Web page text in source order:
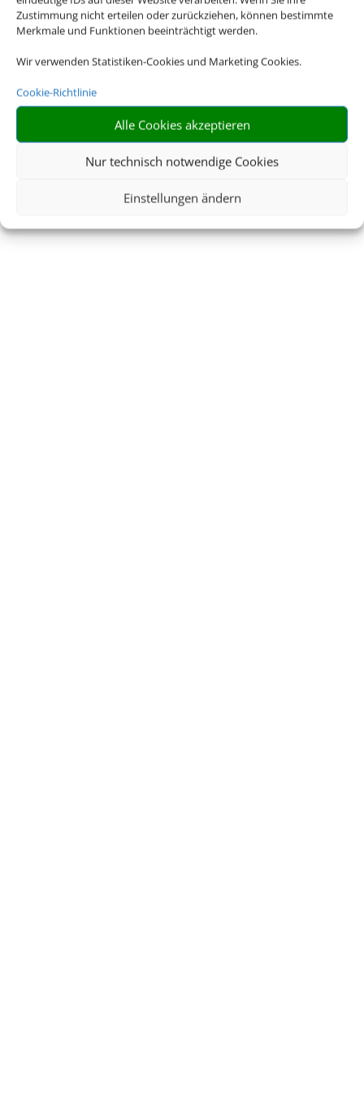
Zustimmung nicht erteilen oder zurückziehen, können bestimmte
Merkmale und Funktionen beeinträchtigt werden.
Wir verwenden Statistiken-Cookies und Marketing Cookies.
Cookie-Richtlinie
Alle Cookies akzeptieren
Nur technisch notwendige Cookies
Einstellungen ändern
Reisemarkt
Eichsfeld
… wo der Urlaub beginnt